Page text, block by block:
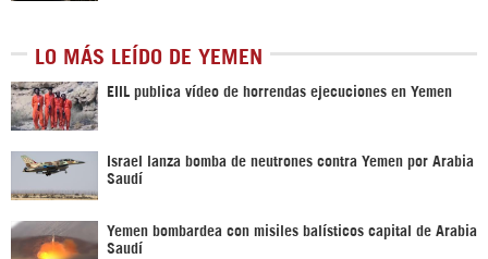
LO MÁS LEÍDO DE YEMEN
EIIL publica vídeo de horrendas ejecuciones en Yemen
Israel lanza bomba de neutrones contra Yemen por Arabia
Saudí
Yemen bombardea con misiles balísticos capital de Arabia
Saudí